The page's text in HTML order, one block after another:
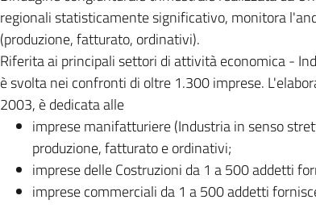
regionali statisticamente significativo, monitora
(produzione, fatturato, ordinativi).
Riferita ai principali settori di attività economica -
è svolta nei confronti di oltre 1.300 imprese.
2003, è dedicata alle
imprese manifatturiere (Industria in senso
produzione, fatturato e ordinativi;
imprese delle Costruzioni da 1 a 500 addetti
imprese commerciali da 1 a 500 addetti